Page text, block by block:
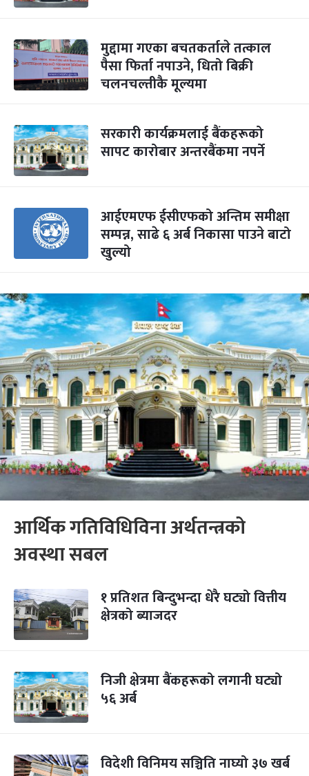
मुद्दामा गएका बचतकर्ताले तत्काल
पैसा फिर्ता नपाउने, धितो बिक्री
चलनचल्तीकै मूल्यमा
सरकारी कार्यक्रमलाई बैंकहरूको
सापट कारोबार अन्तरबैंकमा नपर्ने
आईएमएफ ईसीएफको अन्तिम समीक्षा
सम्पन्न, साढे ६ अर्ब निकासा पाउने बाटो
खुल्यो
आर्थिक गतिविधिविना अर्थतन्त्रको
अवस्था सबल
१ प्रतिशत बिन्दुभन्दा धेरै घट्यो वित्तीय
क्षेत्रको ब्याजदर
निजी क्षेत्रमा बैंकहरूको लगानी घट्यो
५६ अर्ब
विदेशी विनिमय सञ्चिति नाघ्यो ३७ खर्ब